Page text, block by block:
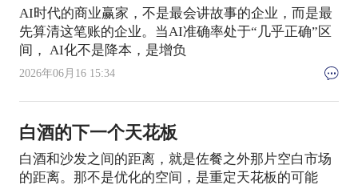
AI时代的商业赢家，不是最会讲故事的企业，而是最
先算清这笔账的企业。当AI准确率处于“几乎正确”区
间， AI化不是降本，是增负
2026年06月16 15:34
白酒的下一个天花板
白酒和沙发之间的距离，就是佐餐之外那片空白市场
的距离。那不是优化的空间，是重定天花板的可能